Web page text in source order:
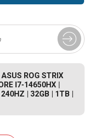
ROG STRIX
I7-14650HX |
| 32GB | 1TB |